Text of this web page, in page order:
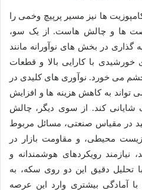
ها نیز مسیر پرپیچ وخمی را
ها و چالش هاست. از یک سو،
در بخش های نوآورانه مانند
خورشیدی با کارایی بالا و قطعات
می خورد. نوآوری های کلیدی در
تواند به کاهش هزینه ها و افزایش
کند. از سوی دیگر، چالش
در مقیاس صنعتی، مسائل مربوط
محیطی، و مقاومت بازار در
نیازمند رویکردهای هوشمندانه و
تحلیل دقیق این دو روی سکه، به
آمادگی بیشتری وارد این عرصه